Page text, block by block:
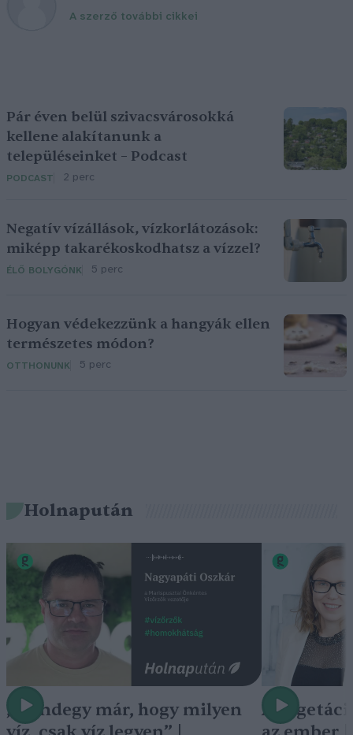
A szerző további cikkei
Pár éven belül szivacsvárosokká
kellene alakítanunk a
településeinket – Podcast
PODCAST 2 perc
Negatív vízállások, vízkorlátozások:
miképp takarékoskodhatsz a vízzel?
ÉLŐ BOLYGÓNK 5 perc
Hogyan védekezzünk a hangyák ellen
természetes módon?
OTTHONUNK 5 perc
Holnapután
„Mindegy már, hogy milyen
A